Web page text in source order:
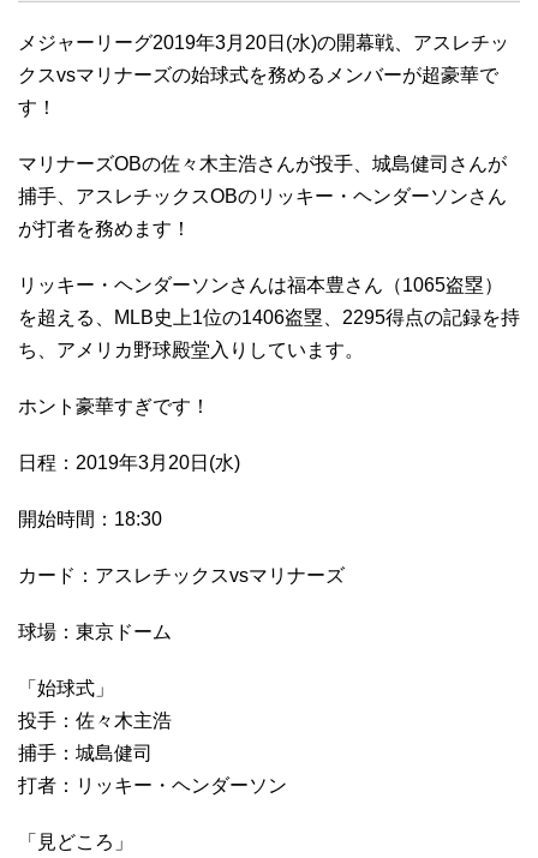
メジャーリーグ2019年3月20日(水)の開幕戦、アスレチッ
クスvsマリナーズの始球式を務めるメンバーが超豪華で
す！
マリナーズOBの佐々木主浩さんが投手、城島健司さんが
捕手、アスレチックスOBのリッキー・ヘンダーソンさん
が打者を務めます！
リッキー・ヘンダーソンさんは福本豊さん（1065盗塁）
を超える、MLB史上1位の1406盗塁、2295得点の記録を持
ち、アメリカ野球殿堂入りしています。
ホント豪華すぎです！
日程：2019年3月20日(水)
開始時間：18:30
カード：アスレチックスvsマリナーズ
球場：東京ドーム
「始球式」
投手：佐々木主浩
捕手：城島健司
打者：リッキー・ヘンダーソン
「見どころ」